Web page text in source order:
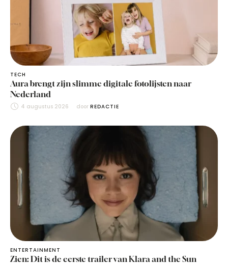
TECH
Aura brengt zijn slimme digitale fotolijsten naar
Nederland
4 augustus 2026 door REDACTIE
ENTERTAINMENT
Zien: Dit is de eerste trailer van Klara and the Sun